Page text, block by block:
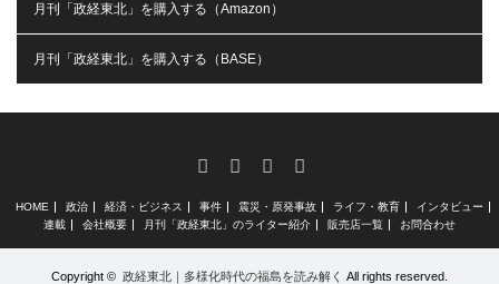
月刊「政経東北」を購入する（Amazon）
月刊「政経東北」を購入する（BASE）
FacebookInstagram
RSS
HOME 政治 経済・ビジネス 事件 震災・原発事故 ライフ・教育
インタビュー
連載
会社概要 月刊「政経東北」のライター紹介 販売店一覧 お問合わせ
Copyright © 政経東北｜多様化時代の福島を読み解く All rights reserved.